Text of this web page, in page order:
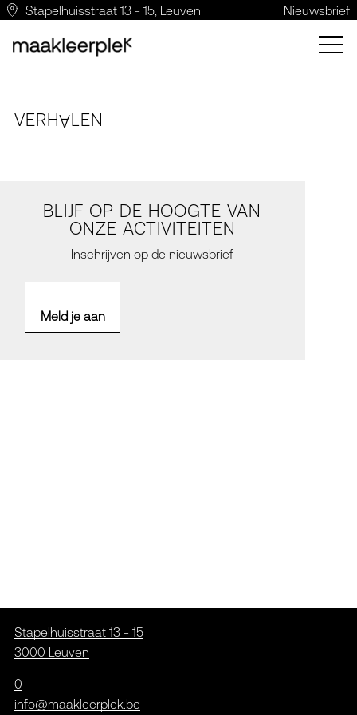
Stapelhuisstraat 13 - 15, Leuven Nieuwsbrief
VERHALEN
BLIJF OP DE HOOGTE VAN
ONZE ACTIVITEITEN
Inschrijven op de nieuwsbrief
Meld je aan
Stapelhuisstraat 13 - 15
3000 Leuven
0
info@maakleerplek.be